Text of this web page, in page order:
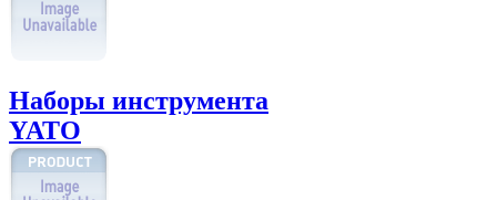
Наборы инструмента
YATO